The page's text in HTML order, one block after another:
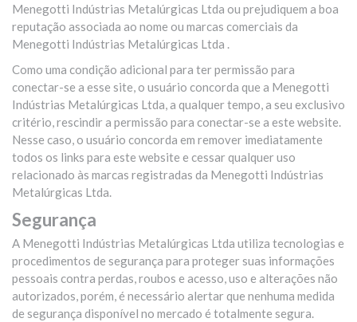
Menegotti Indústrias Metalúrgicas Ltda ou prejudiquem a boa
reputação associada ao nome ou marcas comerciais da
Menegotti Indústrias Metalúrgicas Ltda .
Como uma condição adicional para ter permissão para
conectar-se a esse site, o usuário concorda que a Menegotti
Indústrias Metalúrgicas Ltda, a qualquer tempo, a seu exclusivo
critério, rescindir a permissão para conectar-se a este website.
Nesse caso, o usuário concorda em remover imediatamente
todos os links para este website e cessar qualquer uso
relacionado às marcas registradas da Menegotti Indústrias
Metalúrgicas Ltda.
Segurança
A Menegotti Indústrias Metalúrgicas Ltda utiliza tecnologias e
procedimentos de segurança para proteger suas informações
pessoais contra perdas, roubos e acesso, uso e alterações não
autorizados, porém, é necessário alertar que nenhuma medida
de segurança disponível no mercado é totalmente segura.